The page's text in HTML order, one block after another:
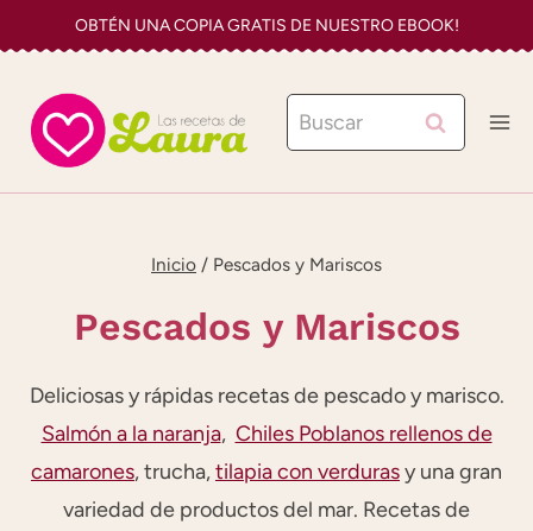
al
contenido
OBTÉN UNA COPIA GRATIS DE NUESTRO EBOOK!
Buscar:
Inicio / Pescados y Mariscos
Pescados y Mariscos
Deliciosas y rápidas recetas de pescado y marisco.
Salmón a la naranja, Chiles Poblanos rellenos de
camarones, trucha,tilapia con verdurasy una gran
variedad de productos del mar. Recetas de